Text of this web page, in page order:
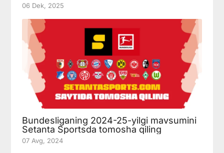
06 Dek, 2025
Bundesliganing 2024-25-yilgi mavsumini
Setanta Sportsda tomosha qiling
07 Avg, 2024